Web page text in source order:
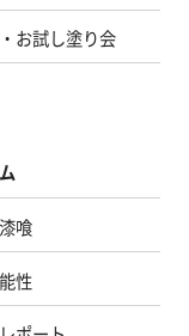
お試し塗り会
喰
性